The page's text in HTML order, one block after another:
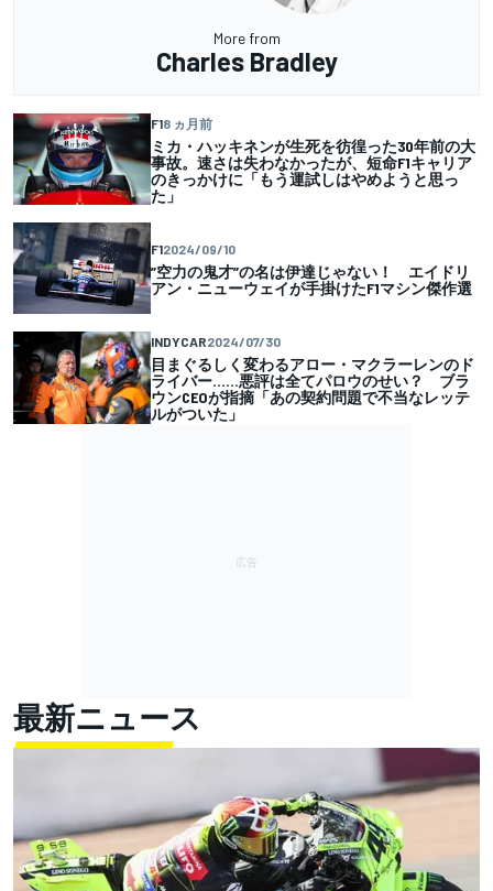
More from
Charles Bradley
F18 ヵ月前
ミカ・ハッキネンが生死を彷徨った30年前の大
事故。速さは失わなかったが、短命F1キャリア
のきっかけに「もう運試しはやめようと思っ
た」
F12024/09/10
”空力の鬼才”の名は伊達じゃない！ エイドリ
アン・ニューウェイが手掛けたF1マシン傑作選
INDYCAR2024/07/30
目まぐるしく変わるアロー・マクラーレンのド
ライバー……悪評は全てパロウのせい？ ブラ
ウンCEOが指摘「あの契約問題で不当なレッテ
ルがついた」
最新ニュース